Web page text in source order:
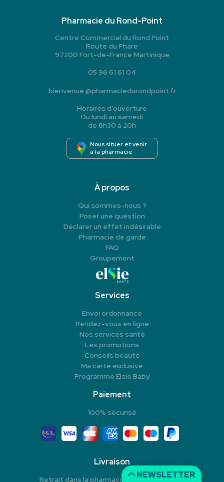
NEWSLETTER
Pharmacie du Rond-Point
Centre Commercial du Rond Point
Route du Phare
97200 Fort-de-France Martinique
05 96 61 61 04
bienvenue @pharmaciedurondpoint.fr
Horaires d’ouverture
Du lundi au samedi
de 8h30 à 20h
Nous situer et venir
à la pharmacie
À propos
Qui sommes-nous ?
Poser une question
Déclarer un effet indésirable
Pharmacie de garde
FAQ
Groupement
Services
Envoi ordonnance
Rendez-vous en ligne
Nos services santé
Les promotions
Conseils beauté
Ma carte exclusive
Programme Elsie Baby
Paiement
100% sécurisé
Livraison
Retrait dans la pharmacie en Click & Collect